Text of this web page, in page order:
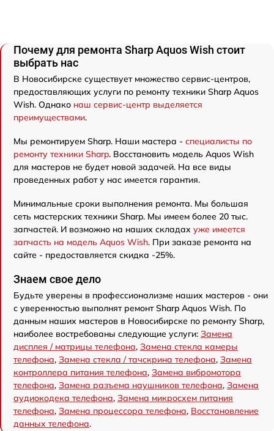
Почему для ремонта Sharp Aquos Wish стоит
выбрать нас
В Новосибирске существует множество сервис-центров,
предоставляющих услуги по ремонту техники Sharp Aquos
Wish. Однако наш сервис-центр выделяется
преимуществами.
Мы ремонтируем Sharp. Наши мастера - специалисты по
ремонту техники Sharp. Восстановить модель Aquos Wish
для мастеров не будет новой задачей. На все виды
проведенных работ у нас имеется гарантия.
Минимальные сроки выполнения ремонта. Мы большая
сеть мастерских техники Sharp. Мы имеем более 20 тыс.
запчастей. И возможно на наших складах уже имеется
запчасть на модель Aquos Wish. При заказе ремонта на
сайте - предоставляется скидка -25%.
Знаем свое дело
Будьте уверены в профессионализме наших мастеров - они
с уверенностью выполнят ремонт Sharp Aquos Wish. По
данным наших мастеров в Новосибирске по ремонту Sharp,
наиболее востребованы следующие услуги: Замена
дисплея / матрицы телефона, Замена стекла камеры
телефона, Замена стекла / тачскрина телефона, Замена
контроллера питания телефона, Замена вибромотора
телефона, Замена разъема наушников телефона, Замена
аудиокодека телефона, Замена микросхем питания
телефона, Замена процессора телефона, Восстановление
данных телефона.